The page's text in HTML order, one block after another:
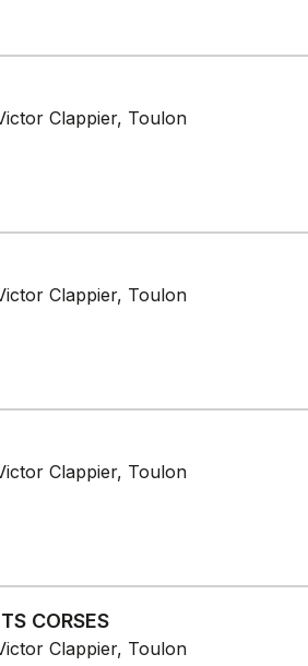
Clappier, Toulon
Clappier, Toulon
Clappier, Toulon
CORSES
Clappier, Toulon